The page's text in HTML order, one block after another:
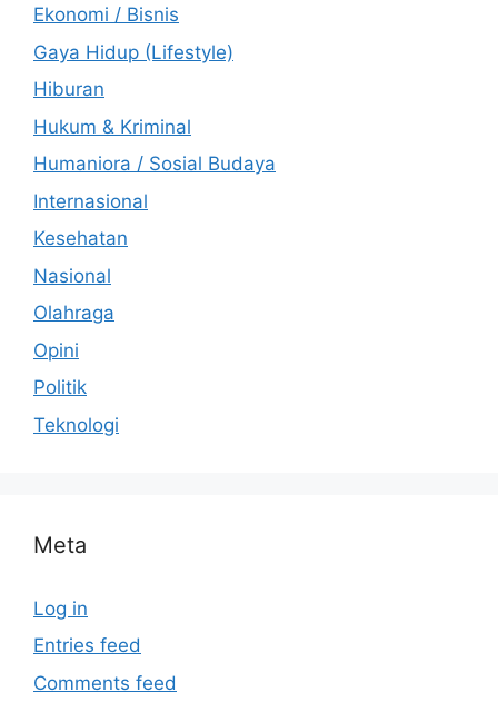
Ekonomi / Bisnis
Gaya Hidup (Lifestyle)
Hiburan
Hukum & Kriminal
Humaniora / Sosial Budaya
Internasional
Kesehatan
Nasional
Olahraga
Opini
Politik
Teknologi
Meta
Log in
Entries feed
Comments feed